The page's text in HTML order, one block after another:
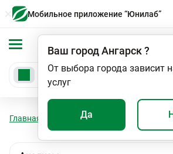
Мобильное приложение “Юнилаб”
Ваш городАнгарск?
От выбора города зависит
услуг
Да
Главная Анализы